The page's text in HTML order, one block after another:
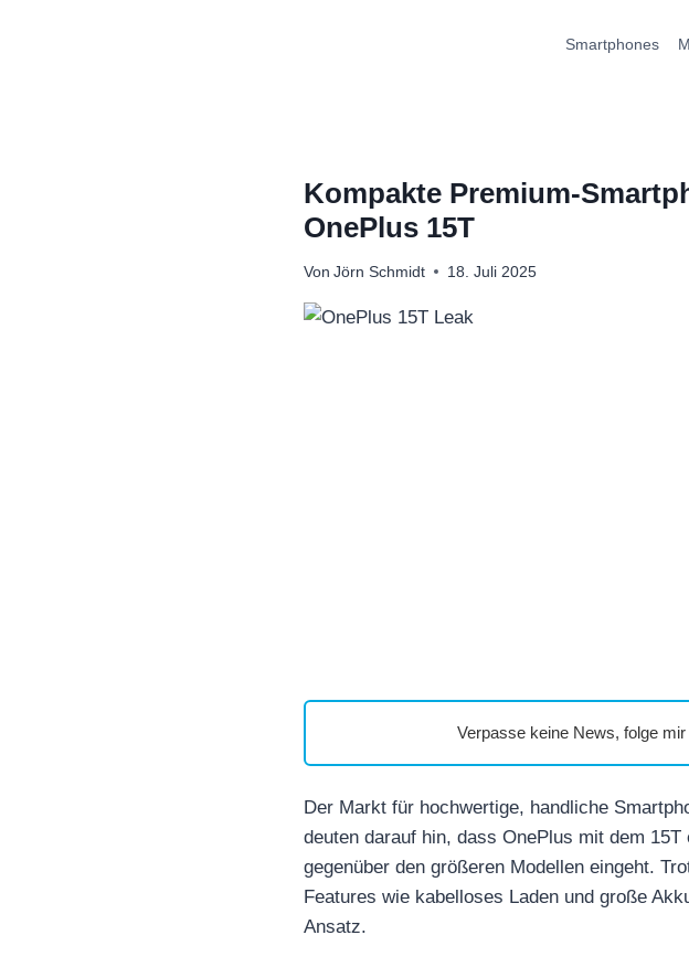
Smartphones
Kompakte Premium-
OnePlus 15T
Von Jörn Schmidt 18. Juli 2025
Verpasse keine News, folge
Der Markt für hochwertige, handliche
deuten darauf hin, dass OnePlus mit dem
gegenüber den größeren Modellen eingeht.
Features wie kabelloses Laden und große
Ansatz.